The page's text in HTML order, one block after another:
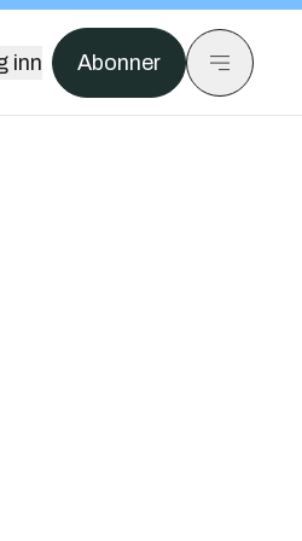
inn Abonner